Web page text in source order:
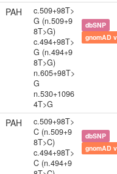
PAH
c.509+98T>
G (n.509+9
8T>G)
c.494+98T>
G (n.494+9
8T>G)
n.605+98T>
G
n.530+1096
4T>G
dbSNP
gnomAD
PAH
c.509+98T>
C (n.509+9
8T>C)
c.494+98T>
C (n.494+9
dbSNP
gnomAD